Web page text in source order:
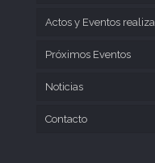
Actos y Eventos
Próximos Eventos
Noticias
Contacto